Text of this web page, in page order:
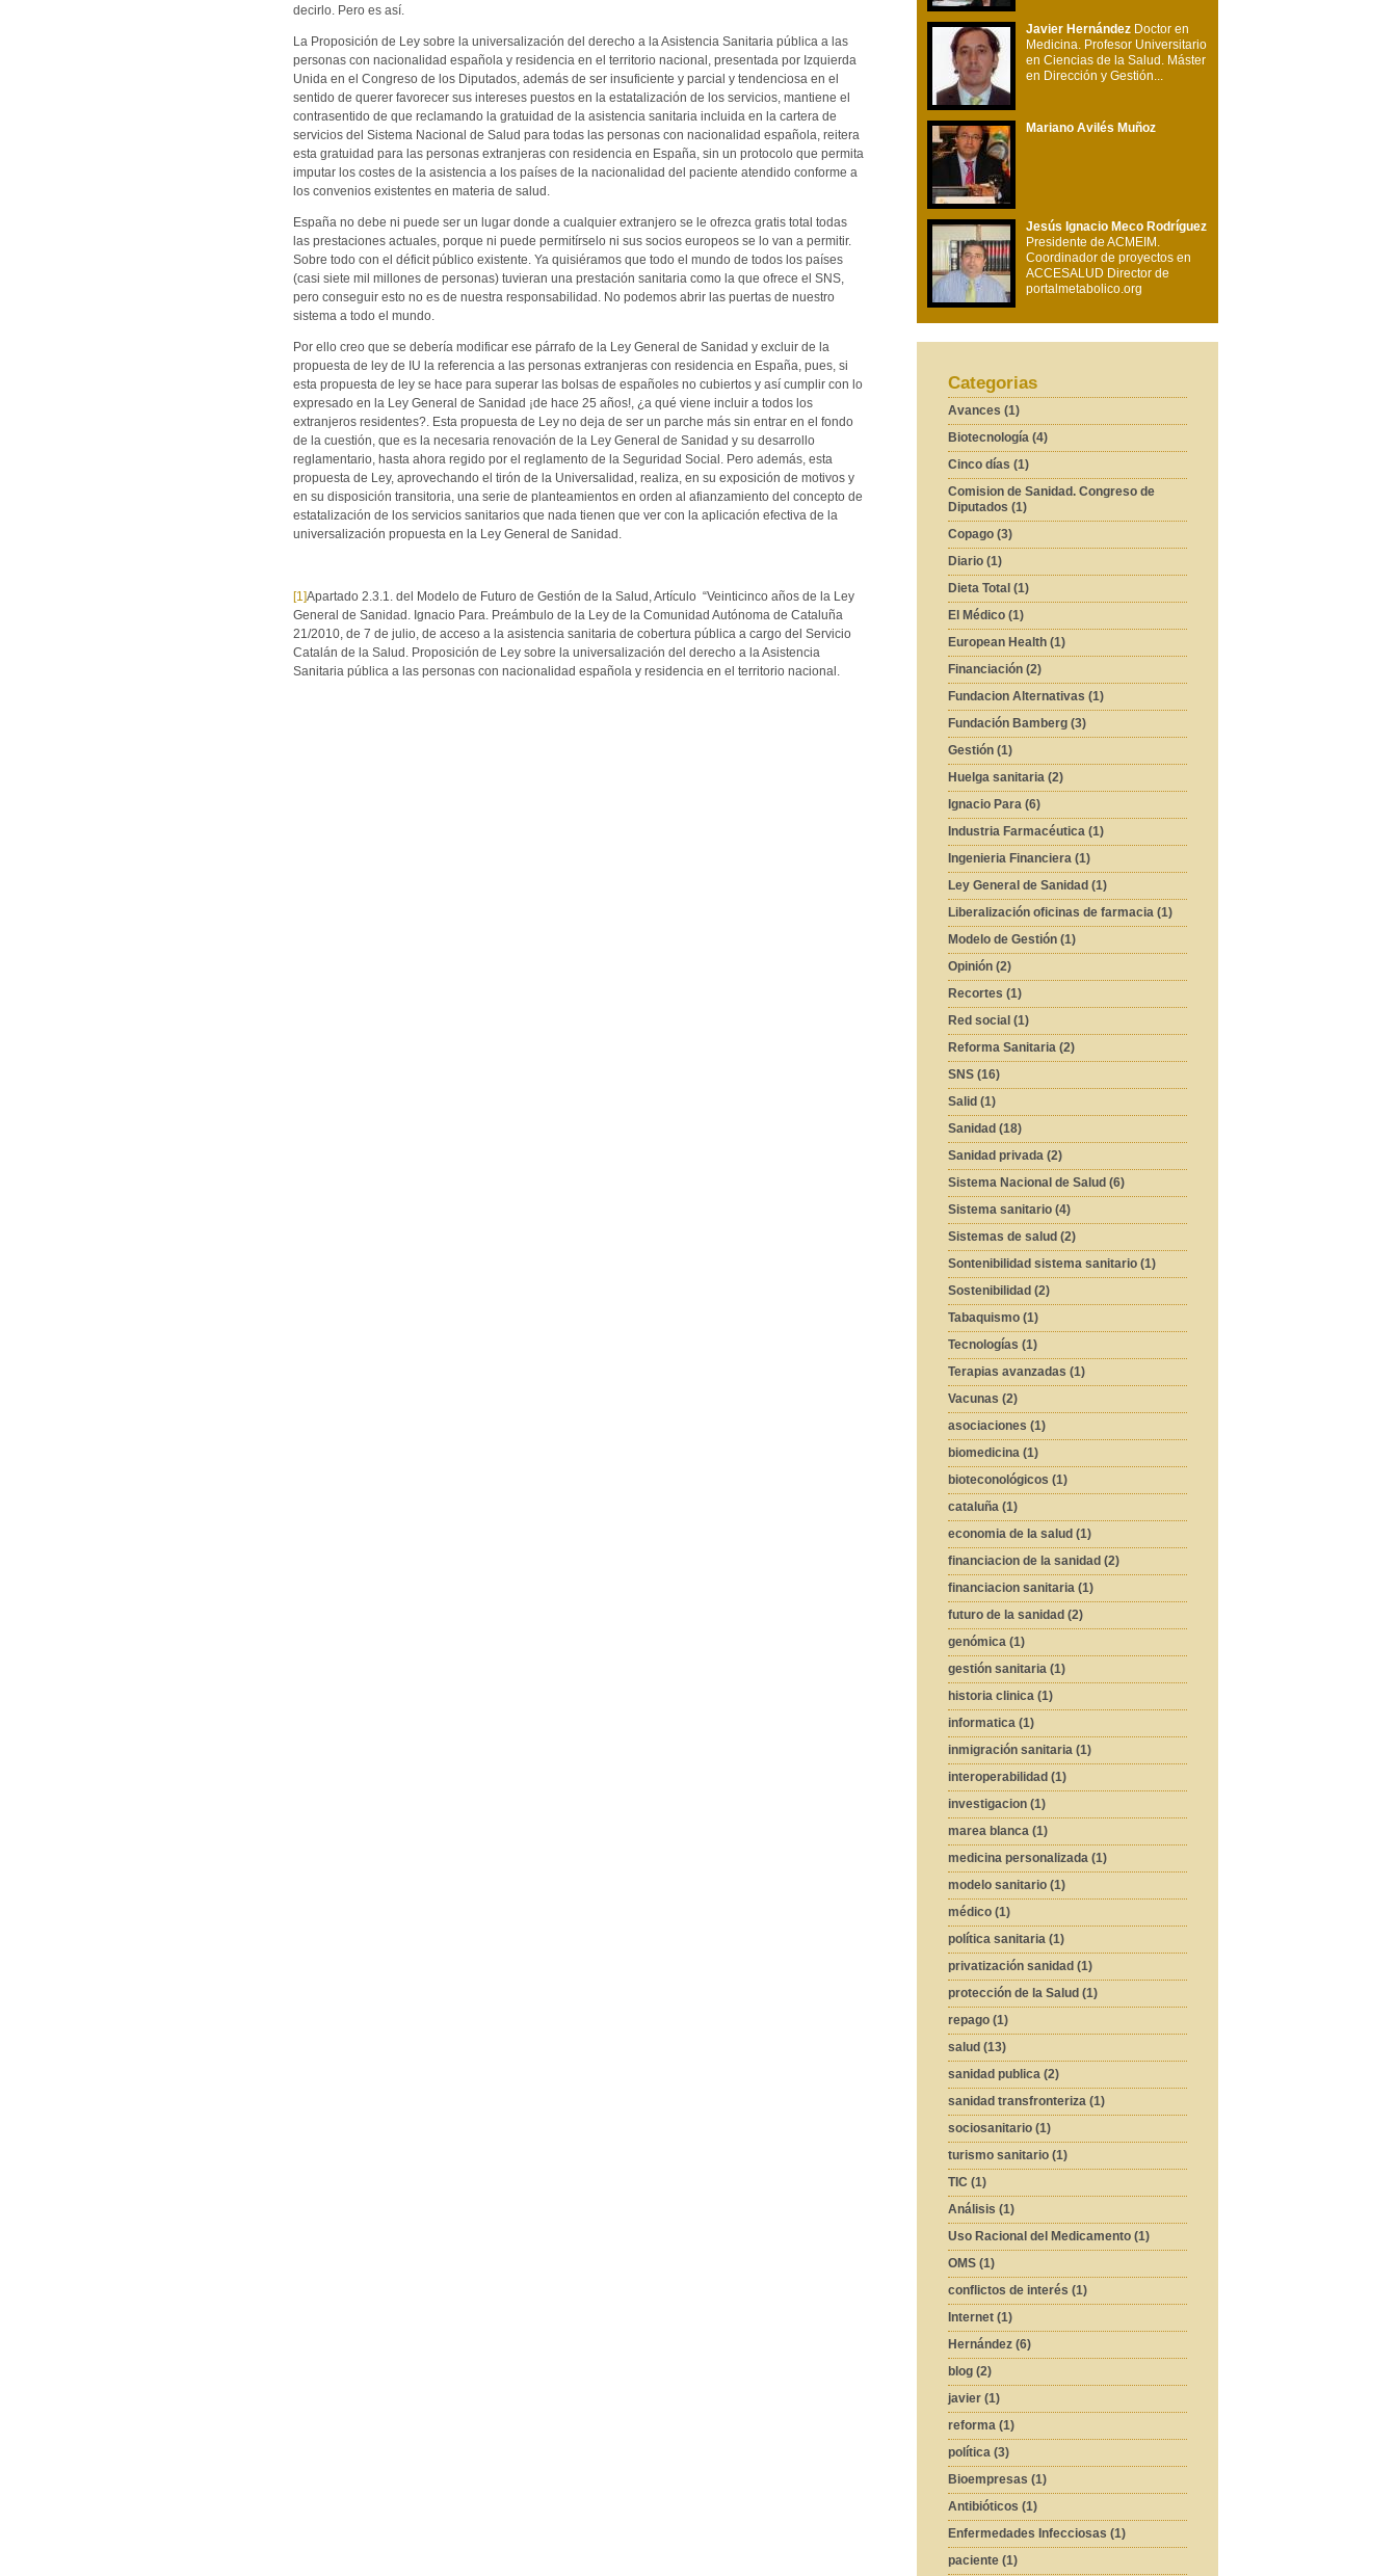
Javier Hernández Doctor en
Medicina. Profesor Universitario
en Ciencias de la Salud. Máster
en Dirección y Gestión...
Mariano Avilés Muñoz
Jesús Ignacio Meco Rodríguez
Presidente de ACMEIM.
Coordinador de proyectos en
ACCESALUD Director de
portalmetabolico.org
Categorias
Avances (1)
Biotecnología (4)
Cinco días (1)
Comision de Sanidad. Congreso de
Diputados (1)
Copago (3)
Diario (1)
Dieta Total (1)
El Médico (1)
European Health (1)
Financiación (2)
Fundacion Alternativas (1)
Fundación Bamberg (3)
Gestión (1)
Huelga sanitaria (2)
Ignacio Para (6)
Industria Farmacéutica (1)
Ingenieria Financiera (1)
Ley General de Sanidad (1)
Liberalización oficinas de farmacia (1)
Modelo de Gestión (1)
Opinión (2)
Recortes (1)
Red social (1)
Reforma Sanitaria (2)
SNS (16)
Salid (1)
Sanidad (18)
Sanidad privada (2)
Sistema Nacional de Salud (6)
Sistema sanitario (4)
Sistemas de salud (2)
Sontenibilidad sistema sanitario (1)
Sostenibilidad (2)
Tabaquismo (1)
Tecnologías (1)
Terapias avanzadas (1)
Vacunas (2)
asociaciones (1)
biomedicina (1)
bioteconológicos (1)
cataluña (1)
economia de la salud (1)
financiacion de la sanidad (2)
financiacion sanitaria (1)
futuro de la sanidad (2)
genómica (1)
gestión sanitaria (1)
historia clinica (1)
informatica (1)
inmigración sanitaria (1)
interoperabilidad (1)
investigacion (1)
marea blanca (1)
medicina personalizada (1)
modelo sanitario (1)
médico (1)
política sanitaria (1)
privatización sanidad (1)
protección de la Salud (1)
repago (1)
salud (13)
sanidad publica (2)
sanidad transfronteriza (1)
sociosanitario (1)
turismo sanitario (1)
TIC (1)
Análisis (1)
Uso Racional del Medicamento (1)
OMS (1)
conflictos de interés (1)
Internet (1)
Hernández (6)
blog (2)
javier (1)
reforma (1)
política (3)
Bioempresas (1)
Antibióticos (1)
Enfermedades Infecciosas (1)
paciente (1)
decirlo. Pero es así.
La Proposición de Ley sobre la universalización del derecho a la Asistencia Sanitaria pública a las
personas con nacionalidad española y residencia en el territorio nacional, presentada por Izquierda
Unida en el Congreso de los Diputados, además de ser insuficiente y parcial y tendenciosa en el
sentido de querer favorecer sus intereses puestos en la estatalización de los servicios, mantiene el
contrasentido de que reclamando la gratuidad de la asistencia sanitaria incluida en la cartera de
servicios del Sistema Nacional de Salud para todas las personas con nacionalidad española, reitera
esta gratuidad para las personas extranjeras con residencia en España, sin un protocolo que permita
imputar los costes de la asistencia a los países de la nacionalidad del paciente atendido conforme a
los convenios existentes en materia de salud.
España no debe ni puede ser un lugar donde a cualquier extranjero se le ofrezca gratis total todas
las prestaciones actuales, porque ni puede permitírselo ni sus socios europeos se lo van a permitir.
Sobre todo con el déficit público existente. Ya quisiéramos que todo el mundo de todos los países
(casi siete mil millones de personas) tuvieran una prestación sanitaria como la que ofrece el SNS,
pero conseguir esto no es de nuestra responsabilidad. No podemos abrir las puertas de nuestro
sistema a todo el mundo.
Por ello creo que se debería modificar ese párrafo de la Ley General de Sanidad y excluir de la
propuesta de ley de IU la referencia a las personas extranjeras con residencia en España, pues, si
esta propuesta de ley se hace para superar las bolsas de españoles no cubiertos y así cumplir con lo
expresado en la Ley General de Sanidad ¡de hace 25 años!, ¿a qué viene incluir a todos los
extranjeros residentes?. Esta propuesta de Ley no deja de ser un parche más sin entrar en el fondo
de la cuestión, que es la necesaria renovación de la Ley General de Sanidad y su desarrollo
reglamentario, hasta ahora regido por el reglamento de la Seguridad Social. Pero además, esta
propuesta de Ley, aprovechando el tirón de la Universalidad, realiza, en su exposición de motivos y
en su disposición transitoria, una serie de planteamientos en orden al afianzamiento del concepto de
estatalización de los servicios sanitarios que nada tienen que ver con la aplicación efectiva de la
universalización propuesta en la Ley General de Sanidad.
[1]Apartado 2.3.1. del Modelo de Futuro de Gestión de la Salud, Artículo “Veinticinco años de la Ley
General de Sanidad. Ignacio Para. Preámbulo de la Ley de la Comunidad Autónoma de Cataluña
21/2010, de 7 de julio, de acceso a la asistencia sanitaria de cobertura pública a cargo del Servicio
Catalán de la Salud. Proposición de Ley sobre la universalización del derecho a la Asistencia
Sanitaria pública a las personas con nacionalidad española y residencia en el territorio nacional.